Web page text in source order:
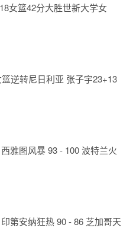
女篮42分大胜世新大学女
逆转尼日利亚 张子宇23+13
雅图风暴 93 - 100 波特兰火
第安纳狂热 90 - 86 芝加哥天